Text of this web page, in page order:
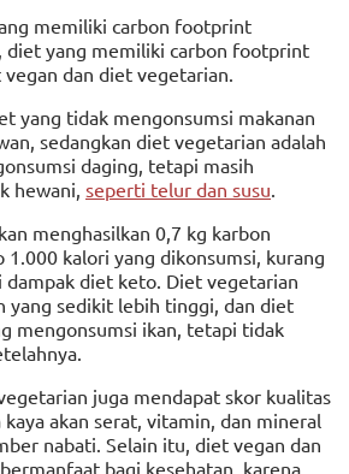
memiliki carbon footprint
diet yang memiliki carbon footprint
dan diet vegetarian.
yang tidak mengonsumsi makanan
sedangkan diet vegetarian adalah
daging, tetapi masih
hewani, seperti telur dan susu
menghasilkan 0,7 kg karbon
kalori yang dikonsumsi, kurang
diet keto. Diet vegetarian
yang sedikit lebih tinggi, dan diet
mengonsumsi ikan, tetapi tidak
juga mendapat skor kualitas
akan serat, vitamin, dan mineral
nabati. Selain itu, diet vegan dan
bagi kesehatan, karena